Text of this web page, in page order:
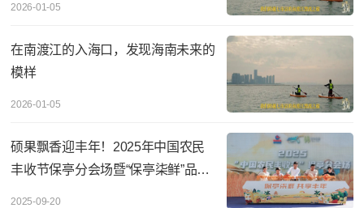
2026-01-05
在南渡江的入海口，发现海南未来的
模样
2026-01-05
硕果飘香迎丰年！2025年中国农民
丰收节保亭分会场暨“保亭柒鲜”品牌
2025-09-20